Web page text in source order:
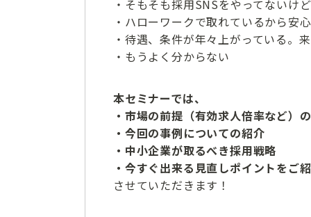
・そもそも採用SNSをやってないけ
・ハローワークで取れているから安
・待遇、条件が年々上がっている。
・もうよく分からない
本セミナーでは、
・市場の前提（有効求人倍率など）
・今回の事例についての紹介
・中小企業が取るべき採用戦略
・今すぐ出来る見直しポイントをご
させていただきます！